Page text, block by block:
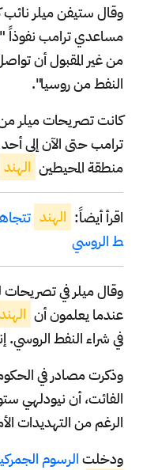
وقال ستيفن ميلر نائب
مساعدي ترامب نفوذاً
من غير المقبول أن
النفط من روسيا".
كانت تصريحات ميلر من
ترامب حتى الآن إلى أحد
منطقة المحيطين الهند
اقرأ أيضاً: الهند
ط الروسي
وقال ميلر في
عندما يعلمون أن الهند
في شراء النفط
وذكرت مصادر في
الفائت، أن نيودلهي
الرغم من التهديدات
ودخلتالرسوم